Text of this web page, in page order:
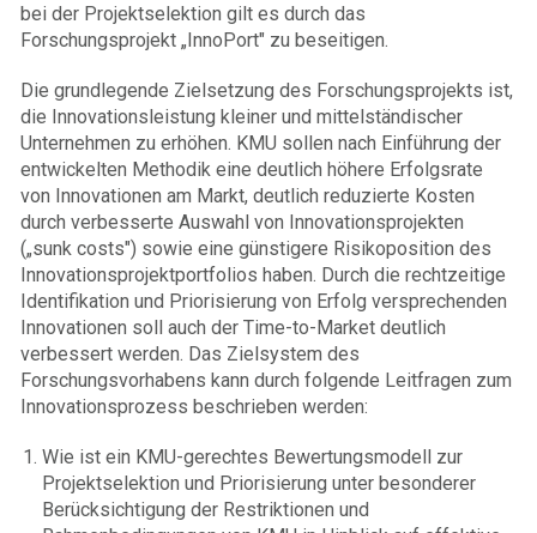
bei der Projektselektion gilt es durch das
Forschungsprojekt „InnoPort" zu beseitigen.
Die grundlegende Zielsetzung des Forschungsprojekts ist,
die Innovationsleistung kleiner und mittelständischer
Unternehmen zu erhöhen. KMU sollen nach Einführung der
entwickelten Methodik eine deutlich höhere Erfolgsrate
von Innovationen am Markt, deutlich reduzierte Kosten
durch verbesserte Auswahl von Innovationsprojekten
(„sunk costs") sowie eine günstigere Risikoposition des
Innovationsprojektportfolios haben. Durch die rechtzeitige
Identifikation und Priorisierung von Erfolg versprechenden
Innovationen soll auch der Time-to-Market deutlich
verbessert werden. Das Zielsystem des
Forschungsvorhabens kann durch folgende Leitfragen zum
Innovationsprozess beschrieben werden:
Wie ist ein KMU-gerechtes Bewertungsmodell zur
Projektselektion und Priorisierung unter besonderer
Berücksichtigung der Restriktionen und